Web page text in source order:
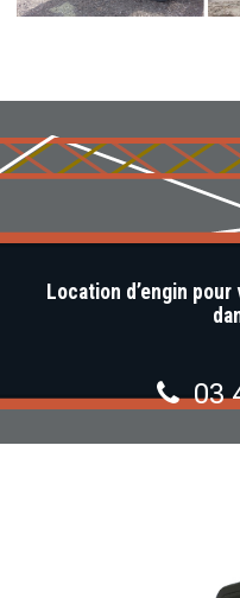
Location d’engin
03